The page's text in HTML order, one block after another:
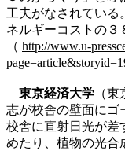
工夫がなされている
ネルギーコストの３
（ http://www.u-
東京経済大学 （
志が校舎の壁面にゴ
校舎に直射日光が差
めたり、植物の光合